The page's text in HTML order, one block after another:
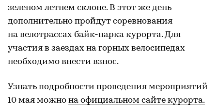
зеленом летнем склоне. В этот же день
дополнительно пройдут соревнования
на велотрассах байк-парка курорта. Для
участия в заездах на горных велосипедах
необходимо внести взнос.
Узнать подробности проведения мероприятий
10 мая можно на официальном сайте курорта.